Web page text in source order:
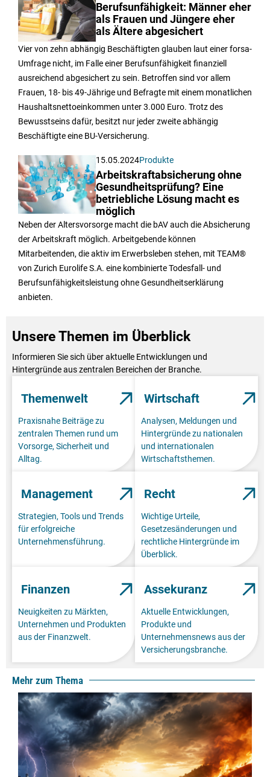
Berufsunfähigkeit: Männer eher
als Frauen und Jüngere eher
als Ältere abgesichert
Vier von zehn abhängig Beschäftigten glauben laut einer forsa-
Umfrage nicht, im Falle einer Berufsunfähigkeit finanziell
ausreichend abgesichert zu sein. Betroffen sind vor allem
Frauen, 18- bis 49-Jährige und Befragte mit einem monatlichen
Haushaltsnettoeinkommen unter 3.000 Euro. Trotz des
Bewusstseins dafür, besitzt nur jeder zweite abhängig
Beschäftigte eine BU-Versicherung.
15.05.2024Produkte
Arbeitskraftabsicherung ohne
Gesundheitsprüfung? Eine
betriebliche Lösung macht es
möglich
Neben der Altersvorsorge macht die bAV auch die Absicherung
der Arbeitskraft möglich. Arbeitgebende können
Mitarbeitenden, die aktiv im Erwerbsleben stehen, mit TEAM®
von Zurich Eurolife S.A. eine kombinierte Todesfall- und
Berufsunfähigkeitsleistung ohne Gesundheitserklärung
anbieten.
Unsere Themen im Überblick
Informieren Sie sich über aktuelle Entwicklungen und
Hintergründe aus zentralen Bereichen der Branche.
Themenwelt
Praxisnahe Beiträge zu
zentralen Themen rund um
Vorsorge, Sicherheit und
Alltag.
Wirtschaft
Analysen, Meldungen und
Hintergründe zu nationalen
und internationalen
Wirtschaftsthemen.
Management
Strategien, Tools und Trends
für erfolgreiche
Unternehmensführung.
Recht
Wichtige Urteile,
Gesetzesänderungen und
rechtliche Hintergründe im
Überblick.
Finanzen
Neuigkeiten zu Märkten,
Unternehmen und Produkten
aus der Finanzwelt.
Assekuranz
Aktuelle Entwicklungen,
Produkte und
Unternehmensnews aus der
Versicherungsbranche.
Mehr zum Thema